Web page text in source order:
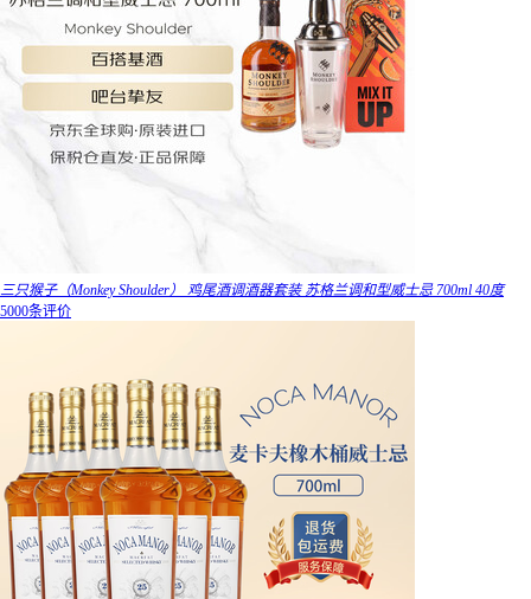
三只猴子（Monkey Shoulder） 鸡尾酒调酒器套装 苏格兰调和型威士忌 700ml 40度
5000条评价